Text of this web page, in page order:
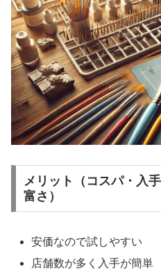
メリット（コスパ・入
富さ）
安価なので試しやすい
店舗数が多く入手が簡単